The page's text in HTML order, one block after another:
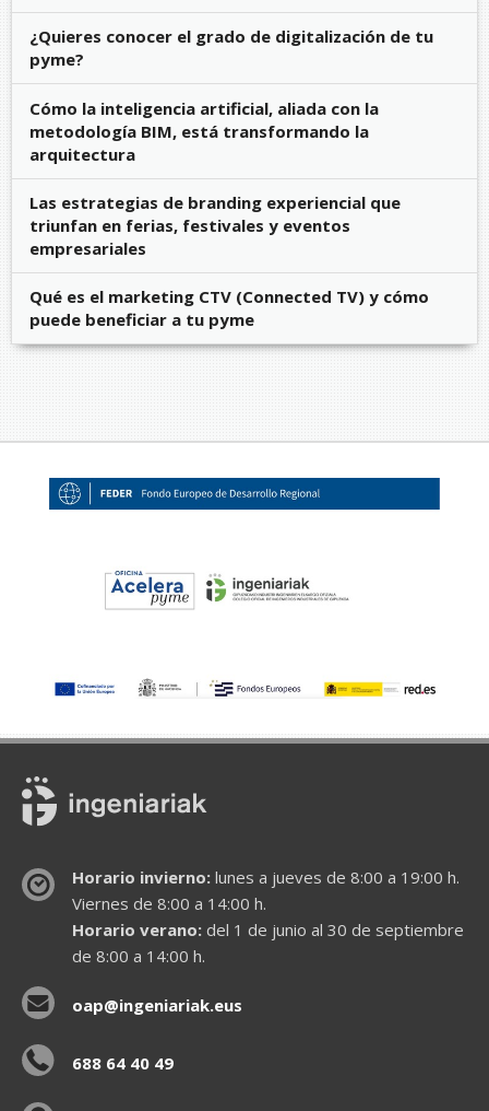
¿Quieres conocer el grado de digitalización de tu
pyme?
Cómo la inteligencia artificial, aliada con la
metodología BIM, está transformando la
arquitectura
Las estrategias de branding experiencial que
triunfan en ferias, festivales y eventos
empresariales
Qué es el marketing CTV (Connected TV) y cómo
puede beneficiar a tu pyme
Horario invierno:lunes a jueves de 8:00 a 19:00 h.
Viernes de 8:00 a 14:00 h.
Horario verano:del 1 de junio al 30 de septiembre
de 8:00 a 14:00 h.
oap@ingeniariak.eus
688 64 40 49